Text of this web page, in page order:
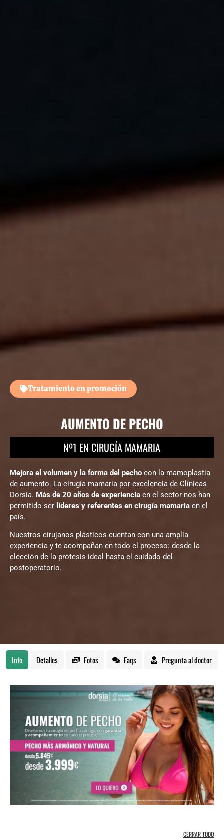
Tratamiento en promoción
AUMENTO DE PECHO
Nº1 EN CIRUGÍA MAMARIA
Mejora el volumen y la forma del pecho con la mamoplastia
de aumento. La cirugía mamaria por excelencia de Clínicas
Dorsia. Más de 20 años de experiencia en el sector nos han
permitido ser líderes y referentes en cirugía mamaria en el
país.
Nuestros cirujanos plásticos cuentan con una amplia
experiencia y te acompañan en todo el proceso: desde la
elección de la prótesis ideal hasta el cuidado del
postoperatorio.
Info Detalles Fotos Faqs Pregunta al doctor
CERRAR TODO